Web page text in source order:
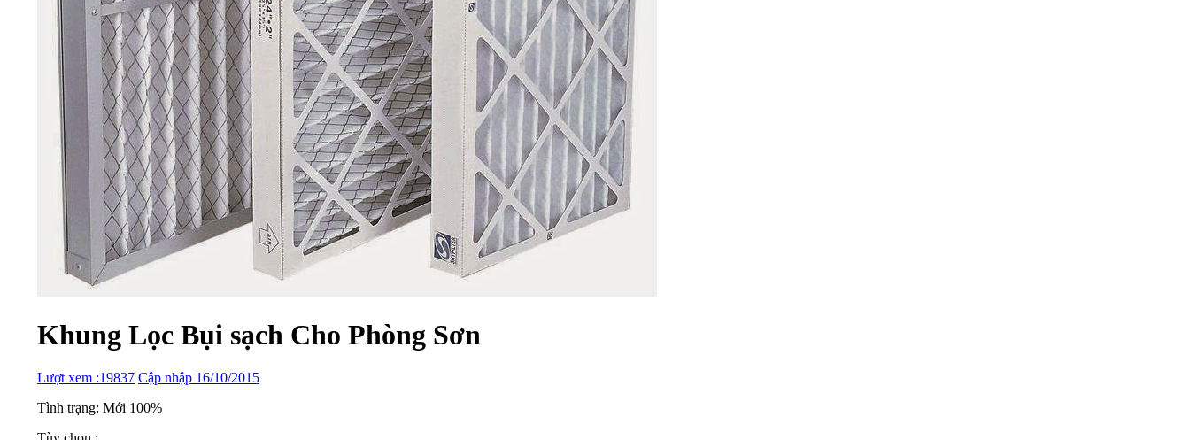
Khung Lọc Bụi sạch Cho Phòng Sơn
Lượt xem :19837 Cập nhập 16/10/2015
Tình trạng: Mới 100%